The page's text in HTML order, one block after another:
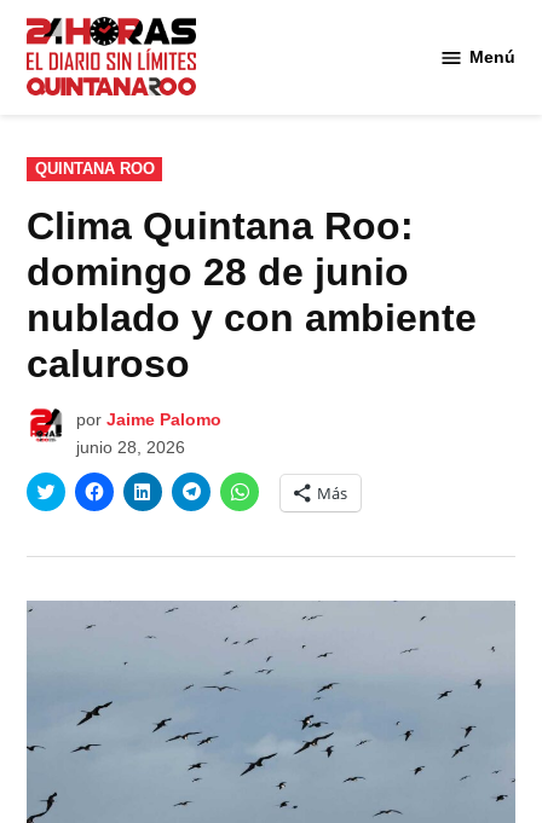
Saltar
contenido
Menú
PUBLICADO
EN
QUINTANA ROO
Clima Quintana Roo:
domingo 28 de junio
nublado y con ambiente
caluroso
por Jaime Palomo
junio 28, 2026
Haz
clic
en
abre
Haz
clic
en
abre
ventana
nueva)
Haz
clic
en
abre
en
ventana
Haz
clic
en
abre
ventana
Haz
clic
para
en
abre
ventana
nueva)
Más